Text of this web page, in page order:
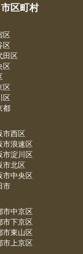
市区町村
区
区
田区
区
区
区
都
市西区
市浪速区
市淀川区
市北区
市中央区
市
市中京区
市下京区
市東山区
市上京区